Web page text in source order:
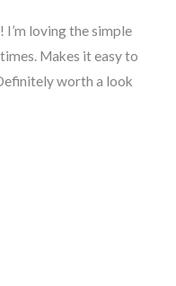
I’m loving the simple
Makes it easy to
worth a look